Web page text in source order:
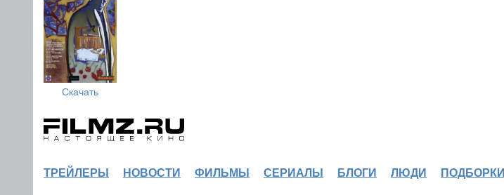
Скачать
ТРЕЙЛЕРЫ НОВОСТИ ФИЛЬМЫ СЕРИАЛЫ БЛОГИ ЛЮДИ ПОДБОРКИ